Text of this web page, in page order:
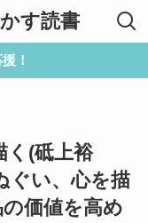
す読書
！
く(砥上裕
ぐい、心を描
価値を高め